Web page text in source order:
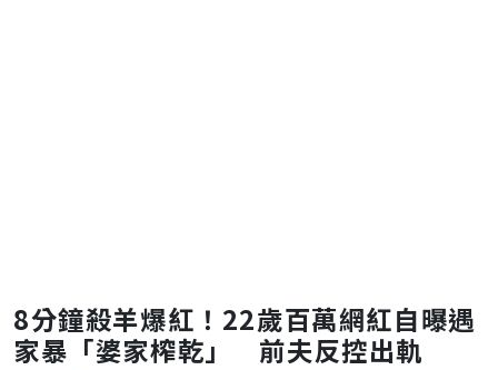
8分鐘殺羊爆紅！22歲百萬網紅自曝遇
家暴「婆家榨乾」 前夫反控出軌